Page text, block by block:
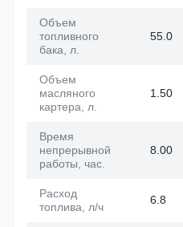
Объем
топливного
бака, л.
55.0
Объем
масляного
картера, л.
1.50
Время
непрерывной
работы, час.
8.00
Расход
топлива, л/ч
6.8